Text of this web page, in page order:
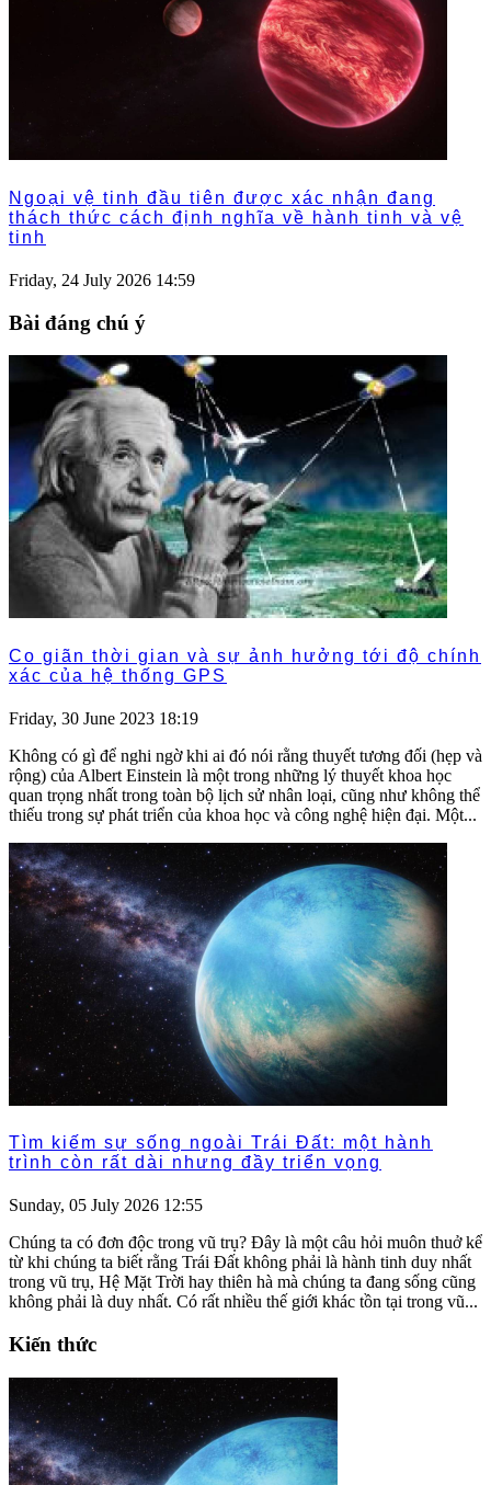
Ngoại vệ tinh đầu tiên được xác nhận đang
thách thức cách định nghĩa về hành tinh và vệ
tinh
Friday, 24 July 2026 14:59
Bài đáng chú ý
Co giãn thời gian và sự ảnh hưởng tới độ chính
xác của hệ thống GPS
Friday, 30 June 2023 18:19
Không có gì để nghi ngờ khi ai đó nói rằng thuyết tương đối (hẹp và
rộng) của Albert Einstein là một trong những lý thuyết khoa học
quan trọng nhất trong toàn bộ lịch sử nhân loại, cũng như không thể
thiếu trong sự phát triển của khoa học và công nghệ hiện đại. Một...
Tìm kiếm sự sống ngoài Trái Đất: một hành
trình còn rất dài nhưng đầy triển vọng
Sunday, 05 July 2026 12:55
Chúng ta có đơn độc trong vũ trụ? Đây là một câu hỏi muôn thuở kể
từ khi chúng ta biết rằng Trái Đất không phải là hành tinh duy nhất
trong vũ trụ, Hệ Mặt Trời hay thiên hà mà chúng ta đang sống cũng
không phải là duy nhất. Có rất nhiều thế giới khác tồn tại trong vũ...
Kiến thức